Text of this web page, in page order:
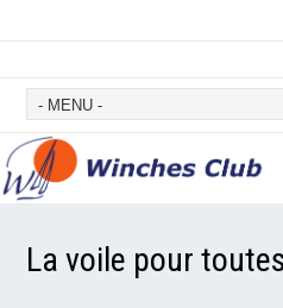
La voile pour toutes